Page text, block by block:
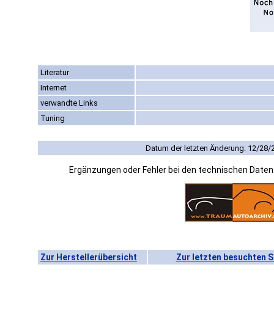
Literatur
Internet
verwandte Links
Tuning
Datum der letzten Änderung: 12/28/
Ergänzungen oder Fehler bei den technischen
Zur Herstellerübersicht Zur letzten besuchten